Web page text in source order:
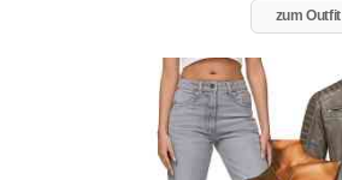
zum Outfit